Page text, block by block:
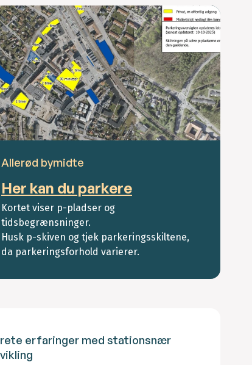
Allerød bymidte
Her kan du parkere
Kortet viser p-pladser og
tidsbegrænsninger.
Husk p-skiven og tjek parkeringsskiltene,
da parkeringsforhold varierer.
erfaringer med stationsnær